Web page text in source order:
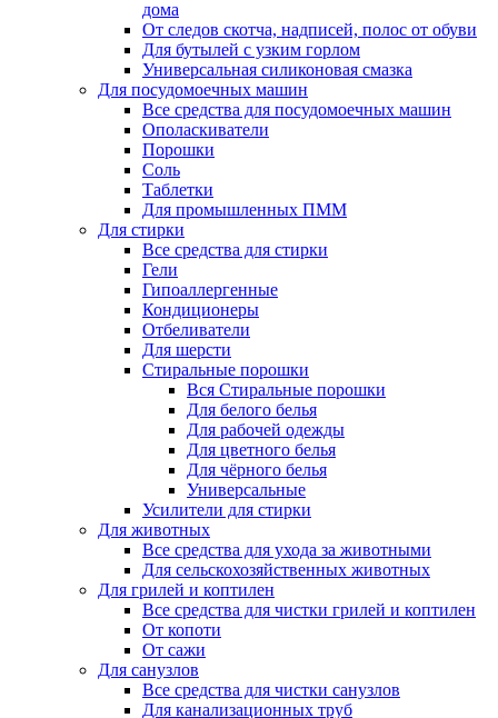
дома
От следов скотча, надписей, полос от обуви
Для бутылей с узким горлом
Универсальная силиконовая смазка
Для посудомоечных машин
Все средства для посудомоечных машин
Ополаскиватели
Порошки
Соль
Таблетки
Для промышленных ПММ
Для стирки
Все средства для стирки
Гели
Гипоаллергенные
Кондиционеры
Отбеливатели
Для шерсти
Стиральные порошки
Вся Стиральные порошки
Для белого белья
Для рабочей одежды
Для цветного белья
Для чёрного белья
Универсальные
Усилители для стирки
Для животных
Все средства для ухода за животными
Для сельскохозяйственных животных
Для грилей и коптилен
Все средства для чистки грилей и коптилен
От копоти
От сажи
Для санузлов
Все средства для чистки санузлов
Для канализационных труб